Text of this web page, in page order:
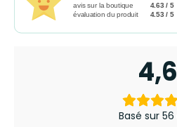
avis sur la boutique
4.63 / 5
évaluation du produit
4.53 / 5
4,6
Basé sur 56